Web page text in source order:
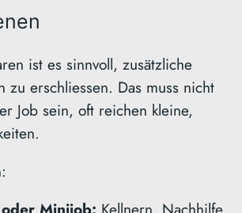
ist es sinnvoll, zusätzliche
zu erschliessen. Das muss nicht
Job sein, oft reichen kleine,